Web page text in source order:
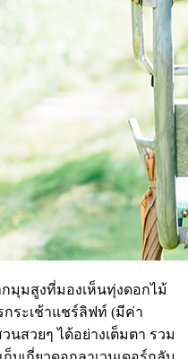
มุมสูงที่มองเห็นทุ่งดอกไม้
กระเช้าแชร์ลิฟท์ (มีค่า
สวยๆ ได้อย่างเต็มตา รวม